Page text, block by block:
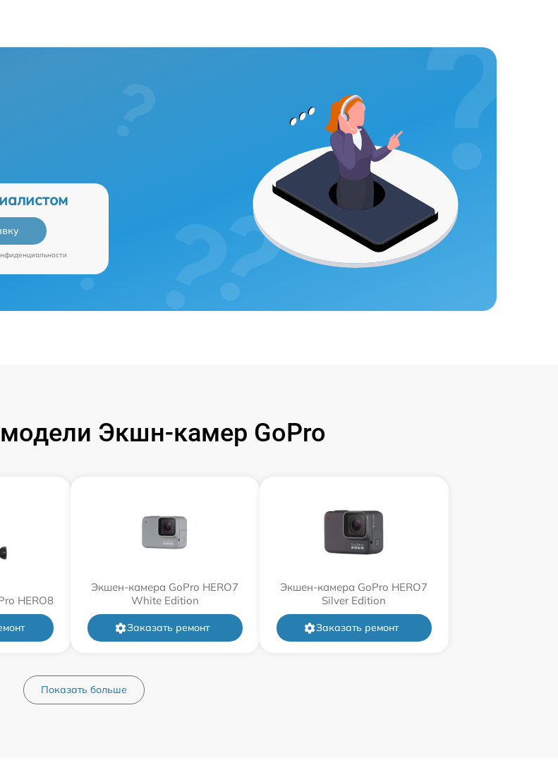
Экшн-камер GoPro
HERO8
Экшен-камера GoPro HERO7
White Edition
Заказать ремонт
Экшен-камера GoPro HERO7
Silver Edition
Заказать ремонт
Показать больше